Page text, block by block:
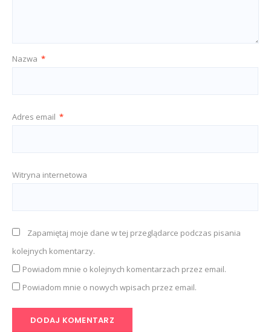
Nazwa *
Adres email *
Witryna internetowa
Zapamiętaj moje dane w tej przeglądarce podczas pisania
kolejnych komentarzy.
Powiadom mnie o kolejnych komentarzach przez email.
Powiadom mnie o nowych wpisach przez email.